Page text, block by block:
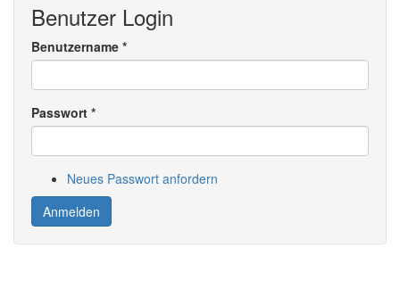
Benutzer Login
Benutzername *
Passwort *
Neues Passwort anfordern
Anmelden